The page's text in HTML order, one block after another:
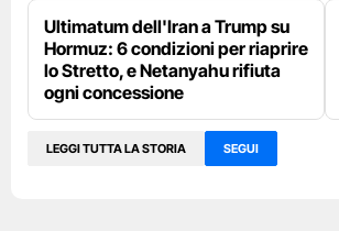
Ultimatum dell'Iran a Trump su
Hormuz: 6 condizioni per riaprire
lo Stretto, e Netanyahu rifiuta
ogni concessione
LEGGI TUTTA LA STORIA SEGUI